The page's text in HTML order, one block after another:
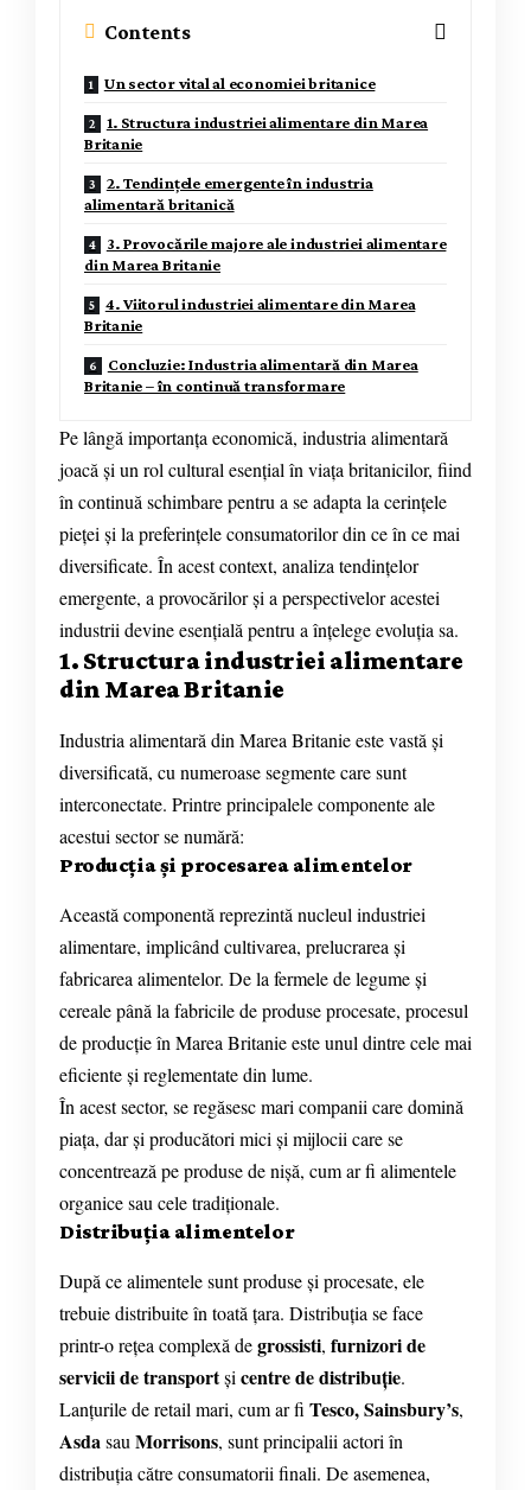
Contents
Un sector vital al economiei britanice
1. Structura industriei alimentare din Marea
Britanie
2. Tendințele emergente în industria
alimentară britanică
3. Provocările majore ale industriei alimentare
din Marea Britanie
4. Viitorul industriei alimentare din Marea
Britanie
Concluzie: Industria alimentară din Marea
Britanie – în continuă transformare
Pe lângă importanța economică, industria alimentară
joacă și un rol cultural esențial în viața britanicilor, fiind
în continuă schimbare pentru a se adapta la cerințele
pieței și la preferințele consumatorilor din ce în ce mai
diversificate. În acest context, analiza tendințelor
emergente, a provocărilor și a perspectivelor acestei
industrii devine esențială pentru a înțelege evoluția sa.
1. Structura industriei alimentare
din Marea Britanie
Industria alimentară din Marea Britanie este vastă și
diversificată, cu numeroase segmente care sunt
interconectate. Printre principalele componente ale
acestui sector se numără:
Producția și procesarea alimentelor
Această componentă reprezintă nucleul industriei
alimentare, implicând cultivarea, prelucrarea și
fabricarea alimentelor. De la fermele de legume și
cereale până la fabricile de produse procesate, procesul
de producție în Marea Britanie este unul dintre cele mai
eficiente și reglementate din lume.
În acest sector, se regăsesc mari companii care domină
piața, dar și producători mici și mijlocii care se
concentrează pe produse de nișă, cum ar fi alimentele
organice sau cele tradiționale.
Distribuția alimentelor
După ce alimentele sunt produse și procesate, ele
trebuie distribuite în toată țara. Distribuția se face
printr-o rețea complexă degrossisti, furnizori de
servicii de transportșicentre de distribuție.
Lanțurile de retail mari, cum ar fiTesco, Sainsbury’s,
AsdasauMorrisons, sunt principalii actori în
distribuția către consumatorii finali. De asemenea,